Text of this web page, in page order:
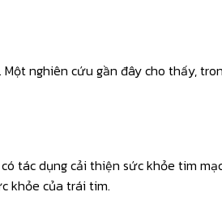
nghiên cứu gần đây cho thấy,
tác dụng cải thiện sức khỏe tim
khỏe của trái tim.